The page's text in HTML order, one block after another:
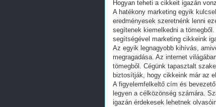
Hogyan teheti a cikkeit igazán
A hatékony marketing egyik
eredményesek szeretnénk lenni
segítenek kiemelkedni a
segítségével marketing cikkeink
Az egyik legnagyobb kihívás,
megragadása. Az internet
tömegből. Cégünk tapasztalt
biztosítják, hogy cikkeink már az
A figyelemfelkeltő cím és
legyen a célközönség számára.
igazán érdekesek lehetnek